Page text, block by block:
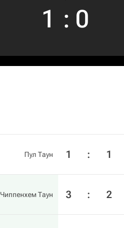
1 : 0
Пул Таун 1 : 1
Чиппенхем Таун 3 : 2